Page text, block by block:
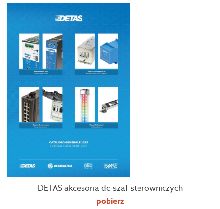
DETAS akcesoria do szaf sterowniczych
pobierz